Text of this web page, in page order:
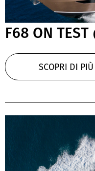
F68 ON
SCOPRI DI PIÙ